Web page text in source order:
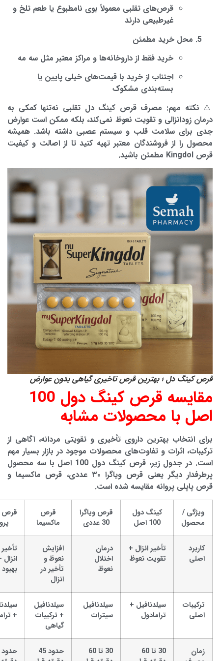
قرص‌های تقلبی معمولاً بوی نامطبوع یا طعم تلخ و
غیرطبیعی دارند
محل خرید مطمئن
خرید فقط از داروخانه‌ها و مراکز معتبر مثل سه مه
اجتناب از خرید با قیمت‌های خیلی پایین یا
بسته‌بندی مشکوک
⚠️ نکته مهم: مصرف قرص کینگ دل تقلبی نه‌تنها کمکی به
درمان زودانزالی و تقویت نعوظ نمی‌کند، بلکه ممکن است عوارض
جدی برای سلامت قلب و سیستم عصبی داشته باشد. همیشه
محصول را از فروشندگان معتبر تهیه کنید تا از اصالت و کیفیت
قرص Kingdol مطمئن باشید.
قرص کینگ دل ؛ بهترین قرص تاخیری گیاهی بدون عوارض
مقایسه قرص کینگ دول 100
اصل با محصولات مشابه
برای انتخاب بهترین داروی تأخیری و تقویتی مردانه، آگاهی از
ترکیبات، اثرات و تفاوت‌های محصولات موجود در بازار بسیار مهم
است. در جدول زیر،قرص کینگ دول 100 اصل
با سه محصول
پرطرفدار دیگر یعنی
قرص ویاگرا ۳۰ عددی، قرص ماکسیما و
قرص پاپلی پروانه مقایسه شده است.
ویژگی /
محصول
کینگ دول
100 اصل
قرص ویاگرا
30 عددی
قرص
ماکسیما
قرص
کاربرد
اصلی
تأخیر انزال +
تقویت نعوظ
درمان
اختلال
نعوظ
افزایش
نعوظ و
تأخیر در
انزال
انزال
ترکیبات
اصلی
سیلدنافیل +
ترامادول
سیلدنافیل
سیترات
سیلدنافیل
+ ترکیبات
گیاهی
+
زمان
30 تا 60
30 تا 60
حدود 45